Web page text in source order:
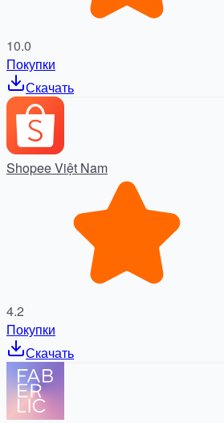
10.0
Покупки
Скачать
Shopee Việt Nam
4.2
Покупки
Скачать